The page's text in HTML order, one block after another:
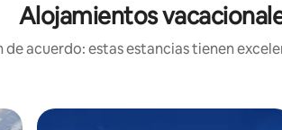
Alojamientos
de acuerdo: estas estancias tienen